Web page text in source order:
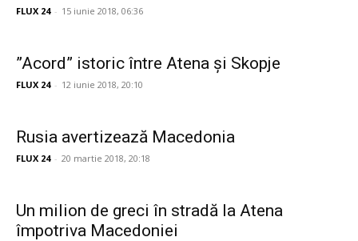
FLUX 24 - 15 iunie 2018, 06:36
”Acord” istoric între Atena şi Skopje
FLUX 24 - 12 iunie 2018, 20:10
Rusia avertizează Macedonia
FLUX 24 - 20 martie 2018, 20:18
Un milion de greci în stradă la Atena
împotriva Macedoniei